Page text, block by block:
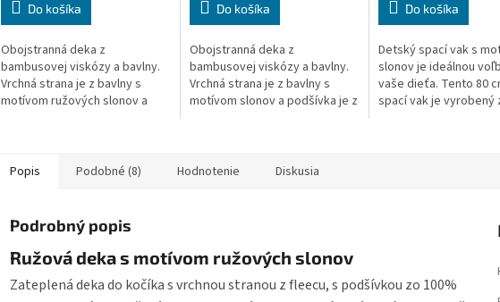
Do košíka
Obojstranná deka z
bambusovej viskózy a bavlny.
Vrchná strana je z bavlny s
motívom ružových slonov a
Do košíka
Obojstranná deka z
bambusovej viskózy a bavlny.
Vrchná strana je z bavlny s
motívom slonov a podšívka je z
Do košíka
Detský spací vak s
slonov je ideálnou
vaše dieťa. Tento 80
spací vak je vyrobený
Popis Podobné (8) Hodnotenie Diskusia
Podrobný popis
Ružová deka s motívom ružových slonov
Zateplená deka do kočíka s vrchnou stranou z fleecu, s podšívkou zo 100%